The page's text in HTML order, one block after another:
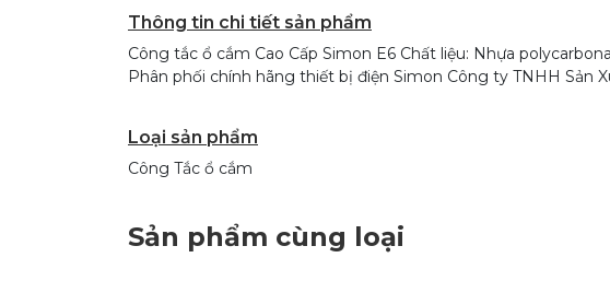
Thông tin chi tiết sản phẩm
Công tắc ổ cắm Cao Cấp Simon E6 Chất liệu: Nhựa
Phân phối chính hãng thiết bị điện Simon Công ty TNHH
Loại sản phẩm
Công Tắc ổ cắm
Sản phẩm cùng loại